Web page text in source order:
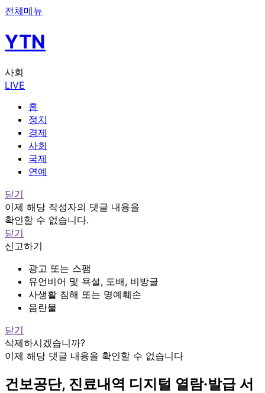
전체메뉴
YTN
사회
LIVE
홈
정치
경제
사회
국제
연예
닫기
이제 해당 작성자의 댓글 내용을
확인할 수 없습니다.
닫기
신고하기
광고 또는 스팸
유언비어 및 욕설, 도배, 비방글
사생활 침해 또는 명예훼손
음란물
닫기
삭제하시겠습니까?
이제 해당 댓글 내용을 확인할 수 없습니다
건보공단, 진료내역 디지털 열람·발급 서